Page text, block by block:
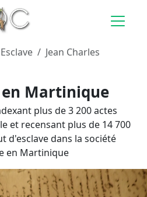
en Martinique
plus de 3 200 actes
et recensant plus de 14 700
d'esclave dans la société
en Martinique
Esclave Jean Charles